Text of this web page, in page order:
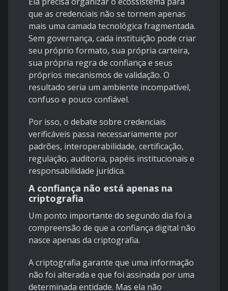
que as credenciais não se tornem apenas
mais uma camada tecnológica fragmentada.
Sem governança, cada instituição pode criar
seu próprio formato, sua própria carteira,
sua própria regra de confiança e seus
próprios mecanismos de validação. O
resultado seria um ambiente incompatível,
confuso e pouco confiável.
Por isso, o debate sobre credenciais
verificáveis passa necessariamente por
padrões, interoperabilidade, certificação,
regulação, auditoria, papéis institucionais e
responsabilidade jurídica.
A confiança não está apenas na
criptografia
Um ponto importante do segundo dia foi a
compreensão de que a confiança digital não
nasce apenas da criptografia.
A criptografia garante que uma informação
não foi alterada e que foi assinada por uma
determinada entidade. Mas ela não